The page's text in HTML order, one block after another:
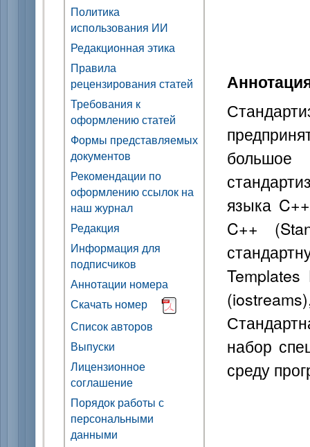
Политика
использования ИИ
Редакционная этика
Правила
рецензирования статей
Требования к
оформлению статей
Формы представляемых
документов
Рекомендации по
оформлению ссылок на
наш журнал
Редакция
Информация для
подписчиков
Аннотации номера
Скачать номер
Список авторов
Выпуски
Лицензионное
соглашение
Порядок работы с
персональными
данными
языка
C++
Templates
набор
среду